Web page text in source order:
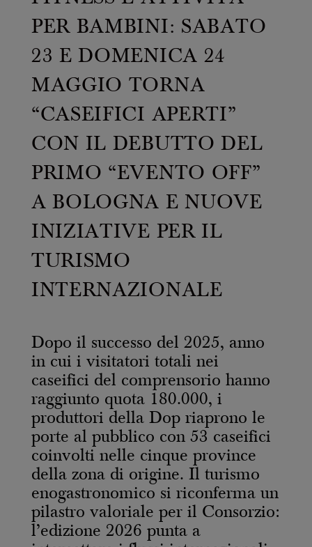
Casello d'Oro Awards
Progetto Prodotto di Montagna
Archivio storico
Campagne pubblicitarie
Video
Area Download
Più grande, insieme
ITALIANO
DEU
FRA
ESP
US
FAQ
AREA OPERATORI
PER BAMBINI: SABATO
23 E DOMENICA 24
MAGGIO TORNA
“CASEIFICI APERTI”
CON IL DEBUTTO DEL
PRIMO “EVENTO OFF”
A BOLOGNA E NUOVE
INIZIATIVE PER IL
TURISMO
INTERNAZIONALE
Dopo il successo del 2025, anno
in cui i visitatori totali nei
caseifici del comprensorio hanno
raggiunto quota 180.000, i
produttori della Dop riaprono le
porte al pubblico con 53 caseifici
coinvolti nelle cinque province
della zona di origine. Il turismo
enogastronomico si riconferma un
pilastro valoriale per il Consorzio:
l’edizione 2026 punta a